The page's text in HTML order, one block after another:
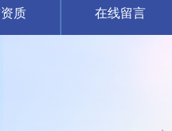
质 在线留言